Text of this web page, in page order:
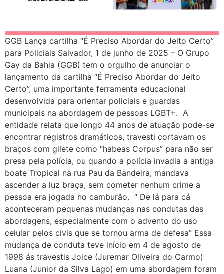
Ardilosa
1 de Outubro da Pessoa Idosa
FÉ, AMOR E RESISTÊNCIA NA 22ª PARADA LGBT+ BAHIA!
Relatório de Midia Julho
Exposição de Fotos LGBT 60+Lindes
Réquiem a Preta Gil
Imortal de Corpo Presente na (ABL)
Pré-Campanha da 22ª Celebração do Orgulho LGBT+ Bahia
Orgulho, acrobacia e resistência
GGB pede manutenção de condenação em caso de crime homofóbico contra impunidade
Homagem ao Tibira do Maranhão no Recife
GGB reafirma protagonismo com presença na mídia brasileira
GGB Lança cartilha “É Preciso Abordar do Jeito Certo”
para Policiais Salvador, 1 de junho de 2025 – O Grupo
Gay da Bahia (GGB) tem o orgulho de anunciar o
lançamento da cartilha “É Preciso Abordar do Jeito
Certo”, uma importante ferramenta educacional
desenvolvida para orientar policiais e guardas
municipais na abordagem de pessoas LGBT+. A
entidade relata que longo 44 anos de atuação pode-se
encontrar registros dramáticos, travesti cortavam os
braços com gilete como “habeas Corpus” para não ser
presa pela polícia, ou quando a polícia invadia a antiga
boate Tropical na rua Pau da Bandeira, mandava
ascender a luz braça, sem cometer nenhum crime a
pessoa era jogada no camburão. “ De lá para cá
aconteceram pequenas mudanças nas condutas das
abordagens, especialmente com o advento do uso
celular pelos civis que se tornou arma de defesa” Essa
mudança de conduta teve início em 4 de agosto de
1998 ás travestis Joice (Juremar Oliveira do Carmo)
Luana (Junior da Silva Lago) em uma abordagem foram